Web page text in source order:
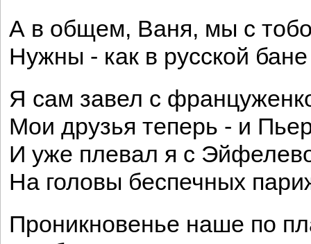
А в общем, Ваня, мы с
Нужны - как в русской
Я сам завел с
Мои друзья теперь - и
И уже плевал я с
На головы беспечных
Проникновенье наше по